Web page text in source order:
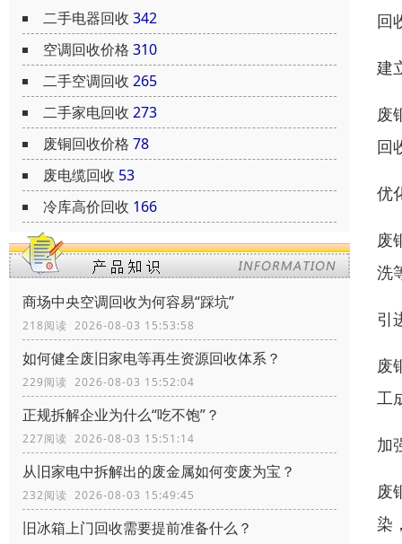
二手电器回收 342
空调回收价格 310
二手空调回收 265
二手家电回收 273
废铜回收价格 78
废电缆回收 53
冷库高价回收 166
商场中央空调回收为何容易“踩坑”
218阅读 2026-08-03 15:53:58
如何健全废旧家电等再生资源回收体系？
229阅读 2026-08-03 15:52:04
正规拆解企业为什么“吃不饱”？
227阅读 2026-08-03 15:51:14
从旧家电中拆解出的废金属如何变废为宝？
232阅读 2026-08-03 15:49:45
旧冰箱上门回收需要提前准备什么？
回
建
废
回
优
废
洗
引
废
工
加
废
染